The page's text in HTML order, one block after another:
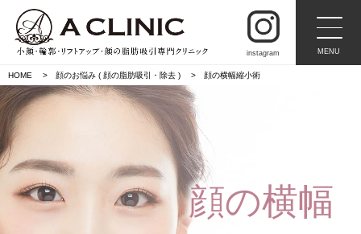
instagram MENU
HOME 顔のお悩み ( 顔の脂肪吸引・除去 ) 顔の横幅縮小術
顔の横幅